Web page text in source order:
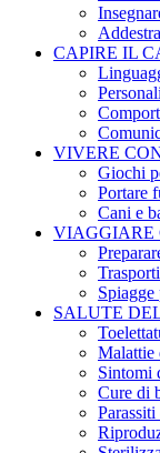
CAPIRE IL
VIVERE
Giochi
Portare
Cani e
VIAGGIARE
Spiagge
SALUTE
Malattie
Sintomi
Cure di